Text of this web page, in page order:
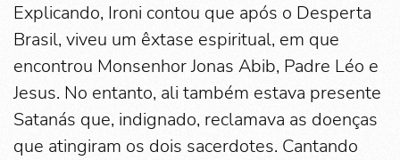
Explicando, Ironi contou que após o Desperta
Brasil, viveu um êxtase espiritual, em que
encontrou Monsenhor Jonas Abib, Padre Léo e
Jesus. No entanto, ali também estava presente
Satanás que, indignado, reclamava as doenças
que atingiram os dois sacerdotes. Cantando